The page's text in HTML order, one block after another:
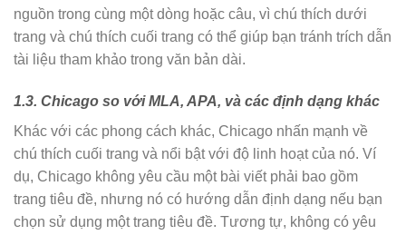
nguồn trong cùng một dòng hoặc câu, vì chú thích dưới
trang và chú thích cuối trang có thể giúp bạn tránh trích dẫn
tài liệu tham khảo trong văn bản dài.
1.3. Chicago so với MLA, APA, và các định dạng khác
Khác với các phong cách khác, Chicago nhấn mạnh về
chú thích cuối trang và nổi bật với độ linh hoạt của nó. Ví
dụ, Chicago không yêu cầu một bài viết phải bao gồm
trang tiêu đề, nhưng nó có hướng dẫn định dạng nếu bạn
chọn sử dụng một trang tiêu đề. Tương tự, không có yêu